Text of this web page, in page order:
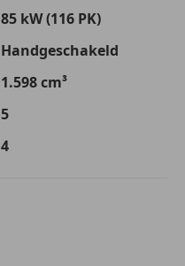
85 kW (116 PK)
Handgeschakeld
1.598 cm³
5
4